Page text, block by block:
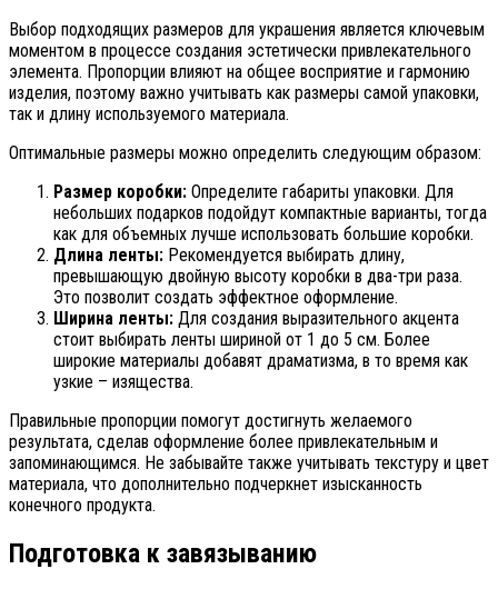
Выбор подходящих размеров для украшения является ключевым
моментом в процессе создания эстетически привлекательного
элемента. Пропорции влияют на общее восприятие и гармонию
изделия, поэтому важно учитывать как размеры самой упаковки,
так и длину используемого материала.
Оптимальные размеры можно определить следующим образом:
Размер коробки: Определите габариты упаковки. Для
небольших подарков подойдут компактные варианты, тогда
как для объемных лучше использовать большие коробки.
Длина ленты: Рекомендуется выбирать длину,
превышающую двойную высоту коробки в два-три раза.
Это позволит создать эффектное оформление.
Ширина ленты: Для создания выразительного акцента
стоит выбирать ленты шириной от 1 до 5 см. Более
широкие материалы добавят драматизма, в то время как
узкие – изящества.
Правильные пропорции помогут достигнуть желаемого
результата, сделав оформление более привлекательным и
запоминающимся. Не забывайте также учитывать текстуру и цвет
материала, что дополнительно подчеркнет изысканность
конечного продукта.
Подготовка к завязыванию